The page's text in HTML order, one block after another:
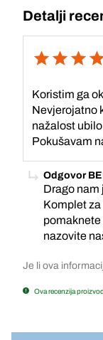
Detalji
Koristim ga
Nevjerojatno
nažalost
Pokušavam
Odgovor
Drago nam
Komplet za
pomaknete
nazovite
Je li ova
Ova recenzija